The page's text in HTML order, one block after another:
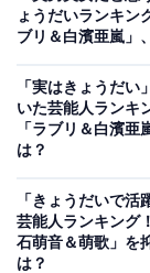
アンケート回答
で、かっこいい
っているため
（40代男性／
な美男子さを
いった理由が挙
ょうだいランキン
ブリ＆白濱亜嵐」
「実はきょうだい
いた芸能人ランキ
「ラブリ＆白濱亜
は？
「きょうだいで活
芸能人ランキング
石萌音＆萌歌」を
は？